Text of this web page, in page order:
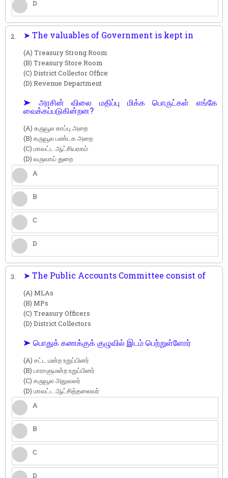
D
2. ➤ The valuables of Government is kept in
(A) Treasury Strong Room
(B) Treasury Store Room
(C) District Collector Office
(D) Revenue Department
➤ அரசின் விலை மதிப்பு மிக்க பொருட்கள் எங்கே
வைக்கப்படுகின்றன?
(A) கருவூல காப்பு அறை
(B) கருவூல பண்டக அறை
(C) மாவட்ட ஆட்சியரகம்
(D) வருவாய் துறை
A
B
C
D
3. ➤ The Public Accounts Committee consist of
(A) MLAs
(B) MPs
(C) Treasury Officers
(D) District Collectors
➤ பொதுக் கணக்குக் குழுவில் இடம் பெற்றுள்ளோர்
(A) சட்ட மன்ற உறுப்பினர்
(B) பாராளுமன்ற உறுப்பினர்
(C) கருவூல அலுவலர்
(D) மாவட்ட ஆட்சித்தலைவர்
A
B
C
D